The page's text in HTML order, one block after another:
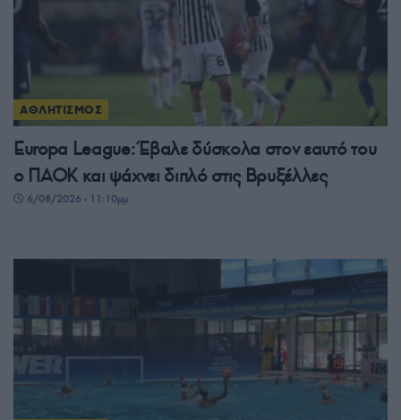
ΑΘΛΗΤΙΣΜΟΣ
Europa League: Έβαλε δύσκολα στον εαυτό του
ο ΠΑΟΚ και ψάχνει διπλό στις Βρυξέλλες
6/08/2026 - 11:10μμ